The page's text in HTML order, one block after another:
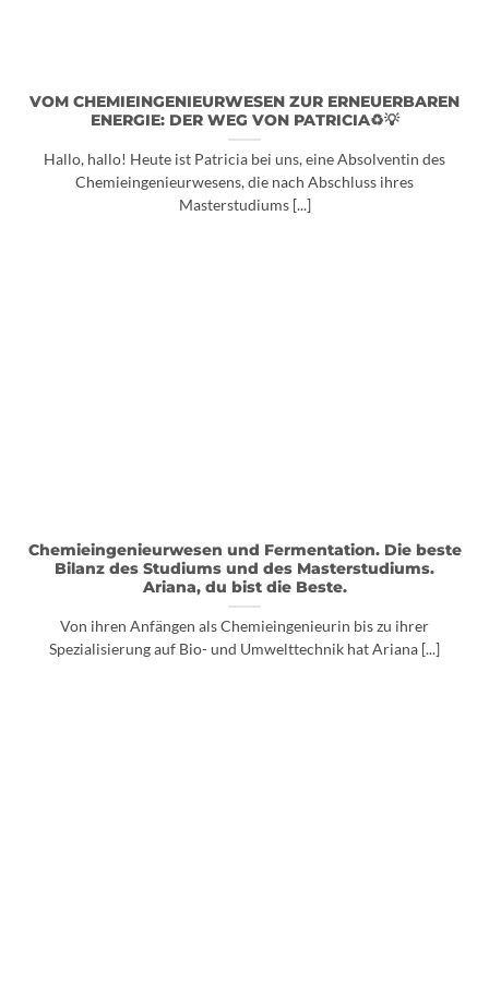
VOM CHEMIEINGENIEURWESEN ZUR ERNEUERBAREN
ENERGIE: DER WEG VON PATRICIA♻️💡
Hallo, hallo! Heute ist Patricia bei uns, eine Absolventin des
Chemieingenieurwesens, die nach Abschluss ihres
Masterstudiums [...]
Chemieingenieurwesen und Fermentation. Die beste
Bilanz des Studiums und des Masterstudiums.
Ariana, du bist die Beste.
Von ihren Anfängen als Chemieingenieurin bis zu ihrer
Spezialisierung auf Bio- und Umwelttechnik hat Ariana [...]